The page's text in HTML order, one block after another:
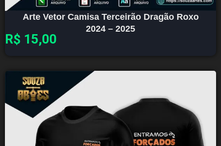
Arte Vetor Camisa Terceirão Dragão Roxo
2024 – 2025
R$ 15,00